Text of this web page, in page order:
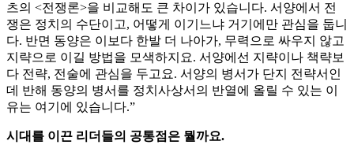
츠의 <전쟁론>을 비교해도 큰 차이가 있습니다. 서양에서 전
쟁은 정치의 수단이고, 어떻게 이기느냐 거기에만 관심을 둡니
다. 반면 동양은 이보다 한발 더 나아가, 무력으로 싸우지 않고
지략으로 이길 방법을 모색하지요. 서양에선 지략이나 책략보
다 전략, 전술에 관심을 두고요. 서양의 병서가 단지 전략서인
데 반해 동양의 병서를 정치사상서의 반열에 올릴 수 있는 이
유는 여기에 있습니다.”
시대를 이끈 리더들의 공통점은 뭘까요.